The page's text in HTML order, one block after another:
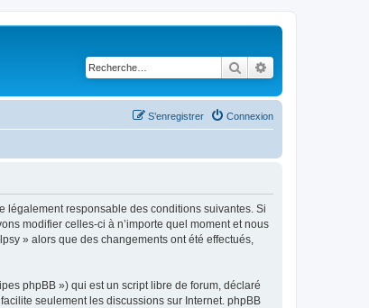
Rechercher
Connexion
S’enregistrer
légalement responsable des conditions suivantes. Si
modifier celles-ci à n’importe quel moment et nous
» alors que des changements ont été effectués,
phpBB ») qui est un script libre de forum, déclaré
facilite seulement les discussions sur Internet. phpBB